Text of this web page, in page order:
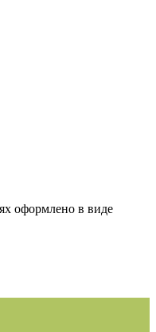
оформлено в виде